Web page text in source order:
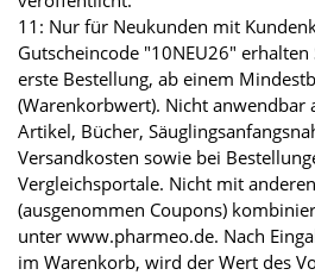
11: Nur für Neukunden mit
Gutscheincode "10NEU26"
erste Bestellung, ab einem
(Warenkorbwert). Nicht anwendbar
Artikel, Bücher,
Versandkosten sowie bei
Vergleichsportale. Nicht mit
(ausgenommen Coupons)
unter www.pharmeo.de. Nach
im Warenkorb, wird der Wert des